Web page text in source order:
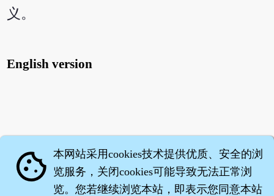
义。
English version
cookie 本网站采用cookies技术提供优质、安全的浏
览服务，关闭cookies可能导致无法正常浏
览。您若继续浏览本站，即表示您同意本站